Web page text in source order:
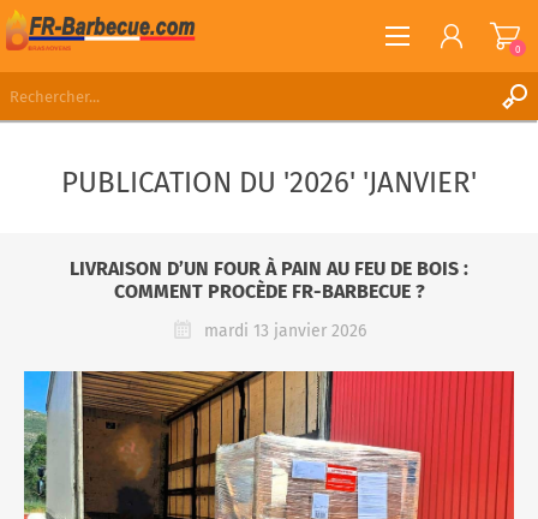
CONNEXION
0
PUBLICATION DU '2026' 'JANVIER'
LIVRAISON D’UN FOUR À PAIN AU FEU DE BOIS :
COMMENT PROCÈDE FR-BARBECUE ?
mardi 13 janvier 2026